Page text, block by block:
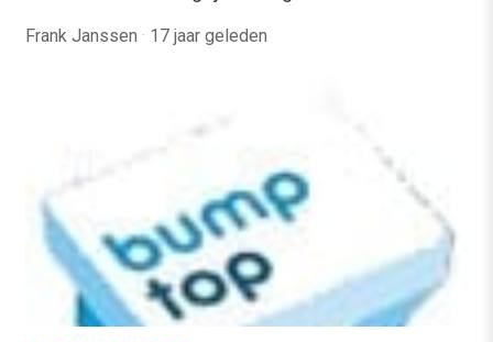
Frank Janssen · 17 jaar geleden